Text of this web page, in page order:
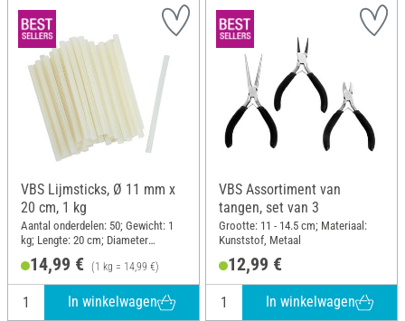
VBS Lijmsticks, Ø 11 mm x
20 cm, 1 kg
Aantal onderdelen: 50; Gewicht: 1
kg; Lengte: 20 cm; Diameter
14,99 € (1 kg = 14,99 €)
In winkelwagen
VBS Assortiment van
tangen, set van 3
Grootte: 11 - 14.5 cm; Materiaal:
Kunststof, Metaal
12,99 €
In winkelwagen